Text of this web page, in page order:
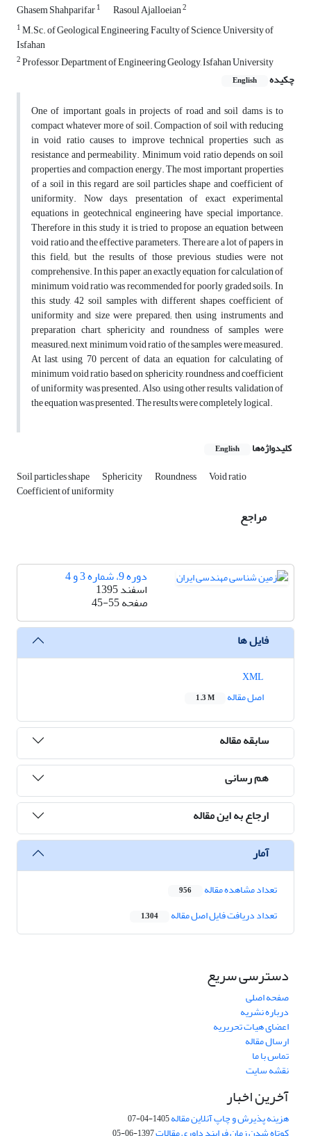
Ghasem Shahparifar1 Rasoul Ajalloeian2
1M.Sc. of Geological Engineering, Faculty of Science, University of
Isfahan
2Professor, Department of Engineering Geology, Isfahan University
چکیده
English
One of important goals in projects of road and soil dams is to
compact whatever more of soil. Compaction of soil with reducing
in void ratio causes to improve technical properties such as
resistance and permeability. Minimum void ratio depends on soil
properties and compaction energy. The most important properties
of a soil in this regard are soil particles shape and coefficient of
uniformity. Now days, presentation of exact experimental
equations in geotechnical engineering have special importance.
Therefore in this study it is tried to propose an equation between
void ratio and the effective parameters. There are a lot of papers in
this field; but the results of those previous studies were not
comprehensive. In this paper, an exactly equation for calculation of
minimum void ratio was recommended for poorly graded soils. In
this study, 42 soil samples with different shapes, coefficient of
uniformity and size were prepared; then, using instruments and
preparation chart, sphericity and roundness of samples were
measured; next minimum void ratio of the samples were measured.
At last, using 70 percent of data, an equation for calculating of
minimum void ratio based on sphericity, roundness and coefficient
of uniformity was presented. Also, using other results, validation of
the equation was presented. The results were completely logical.
کلیدواژه‌ها English
Soil particles shape Sphericity Roundness Void ratio
Coefficient of uniformity
مراجع
دوره 9، شماره 3 و 4
اسفند 1395
صفحه45-55
فایل ها
اصل مقاله
1.3 M
سابقه مقاله
هم رسانی
ارجاع به این مقاله
آمار
تعداد مشاهده مقاله 956
تعداد دریافت فایل اصل مقاله 1,304
دسترسی سریع
صفحه اصلی
درباره نشریه
اعضای هیات تحریریه
ارسال مقاله
تماس با ما
نقشه سایت
آخرین اخبار
هزینه پذیرش و چاپ آنلاین مقاله1405-04-07